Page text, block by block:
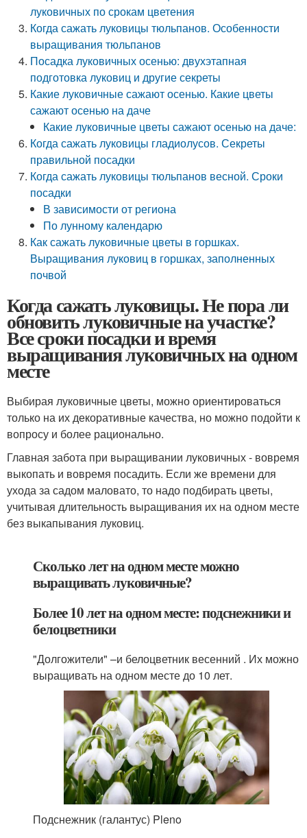
луковичных по срокам цветения
Когда сажать луковицы тюльпанов. Особенности
выращивания тюльпанов
Посадка луковичных осенью: двухэтапная
подготовка луковиц и другие секреты
Какие луковичные сажают осенью. Какие цветы
сажают осенью на даче
Какие луковичные цветы сажают осенью на даче:
Когда сажать луковицы гладиолусов. Секреты
правильной посадки
Когда сажать луковицы тюльпанов весной. Сроки
посадки
В зависимости от региона
По лунному календарю
Как сажать луковичные цветы в горшках.
Выращивания луковиц в горшках, заполненных
почвой
Когда сажать луковицы. Не пора ли
обновить луковичные на участке?
Все сроки посадки и время
выращивания луковичных на одном
месте
Выбирая луковичные цветы, можно ориентироваться
только на их декоративные качества, но можно подойти к
вопросу и более рационально.
Главная забота при выращивании луковичных - вовремя
выкопать и вовремя посадить. Если же времени для
ухода за садом маловато, то надо подбирать цветы,
учитывая длительность выращивания их на одном месте
без выкапывания луковиц.
Сколько лет на одном месте можно
выращивать луковичные?
Более 10 лет на одном месте: подснежники и
белоцветники
"Долгожители" –и белоцветник весенний . Их можно
выращивать на одном месте до 10 лет.
Подснежник (галантус) Pleno